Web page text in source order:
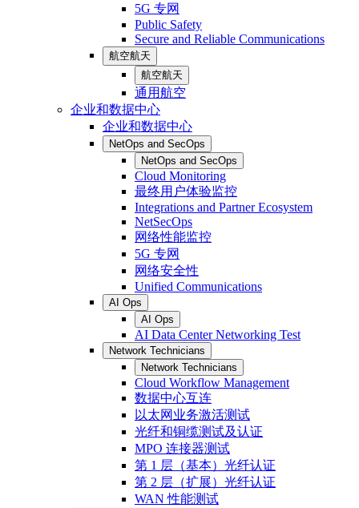
5G 专网
Public Safety
Secure and Reliable Communications
航空航天
航空航天
通用航空
企业和数据中心
企业和数据中心
NetOps and SecOps
NetOps and SecOps
Cloud Monitoring
最终用户体验监控
Integrations and Partner Ecosystem
NetSecOps
网络性能监控
5G 专网
网络安全性
Unified Communications
AI Ops
AI Ops
AI Data Center Networking Test
Network Technicians
Network Technicians
Cloud Workflow Management
数据中心互连
以太网业务激活测试
光纤和铜缆测试及认证
MPO 连接器测试
第 1 层（基本）光纤认证
第 2 层（扩展）光纤认证
WAN 性能测试